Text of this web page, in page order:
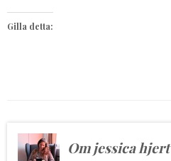
Gilla detta:
Om jessica hjert